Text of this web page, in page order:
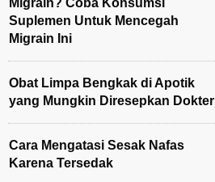
Migrain? Coba Konsumsi
Suplemen Untuk Mencegah
Migrain Ini
Obat Limpa Bengkak di Apotik
yang Mungkin Diresepkan Dokter
Cara Mengatasi Sesak Nafas
Karena Tersedak